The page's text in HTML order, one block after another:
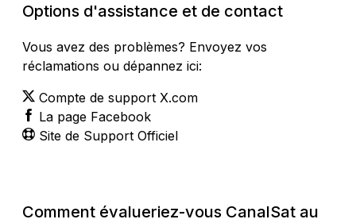
Options d'assistance et de contact
Vous avez des problèmes? Envoyez vos
réclamations ou dépannez ici:
Compte de support X.com
La page Facebook
Site de Support Officiel
Comment évalueriez-vous CanalSat au